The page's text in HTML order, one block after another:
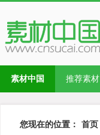
素材中国 推荐素材
您现在的位置： 首页